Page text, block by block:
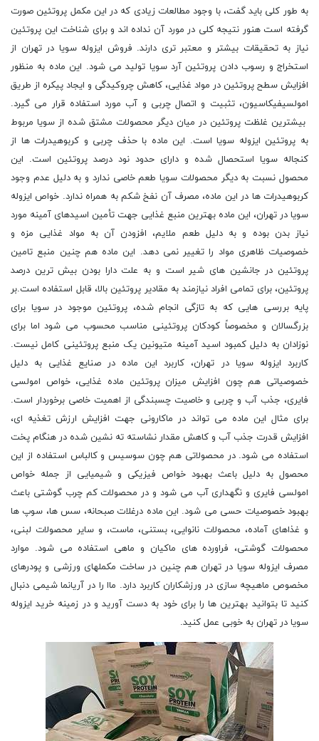
به طور کلی باید گفت، با وجود مطالعات زیادی که در این مکمل پروتئین صورت
گرفته است هنور نتیجه کلی در مورد آن نداده اند و برای شناخت این پروتئین
نیاز به تحقیقات بیشتر و معتبر تری دارند. فروش ایزوله سویا در تهران از
استخراج و رسوب دادن پروتئین آرد سویا تولید می شود. این ماده به منظور
افزایش سطح پروتئین در مواد غذایی، کاهش چروکیدگی و ایجاد پیکره از طریق
امولسیفیکاسیون، تثبیت و اتصال چربی و آب مورد استفاده قرار می گیرد.
بیشترین غلظت پروتئین در میان دیگر محصولات مشتق شده از سویا مربوط
به پروتئین ایزوله سویا است. این ماده با حذف چربی و کربوهیدرات ها از
کنجاله سویا استحصال شده و دارای حدود نود درصد پروتئین است. این
محصول نسبت به دیگر محصولات سویا طعم خاصی ندارد و به دلیل عدم وجود
کربوهیدرات ها در این ماده، مصرف آن نفخ شکم به همراه ندارد. خواص ایزوله
سویا در تهران، این ماده بهترین منبع غذایی جهت تأمین اسیدهای آمینه مورد
نیاز بدن بوده و به دلیل طعم ملایم، افزودن آن به مواد غذایی مزه و
خصوصیات ظاهری مواد را تغییر نمی دهد. این ماده هم چنین منبع تامین
پروتئین در جانشین های شیر است و به علت دارا بودن بیش ترین درصد
پروتئین، برای تمامی افراد نیازمند به مقادیر پروتئین بالا، قابل استفاده است.بر
پایه بررسی هایی که به تازگی انجام شده، پروتئین موجود در سویا برای
بزرگسالان و مخصوصاً کودکان پروتئینی مناسب محسوب می شود اما برای
نوزادان به دلیل کمبود اسید آمینه متیونین یک منبع پروتئینی کامل نیست.
کاربرد ایزوله سویا در تهران، کاربرد این ماده در صنایع غذایی به دلیل
خصوصیاتی هم چون افزایش میزان پروتئین ماده غذایی، خواص امولسی
فایری، جذب آب و چربی و خاصیت چسبندگی از اهمیت خاصی برخوردار است.
برای مثال این ماده می تواند در ماکارونی جهت افزایش ارزش تغذیه ای،
افزایش قدرت جذب آب و کاهش مقدار نشاسته ته نشین شده در هنگام پخت
استفاده می شود. در محصولاتی هم چون سوسیس و کالباس استفاده از این
محصول به دلیل باعث بهبود خواص فیزیکی و شیمیایی از جمله خواص
امولسی فایری و نگهداری آب می شود و در محصولات کم چرب گوشتی باعث
بهبود خصوصیات حسی می شود. این ماده درغلات صبحانه، سس ها، سوپ ها
و غذاهای آماده، محصولات نانوایی، بستنی، ماست، و سایر محصولات لبنی،
محصولات گوشتی، فراورده های ماکیان و ماهی استفاده می شود. موارد
مصرف ایزوله سویا در تهران هم چنین در ساخت مکملهای ورزشی و پودرهای
مخصوص ماهیچه سازی در ورزشکاران کاربرد دارد. ماا را در آریانما شیمی دنبال
کنید تا بتوانید بهترین ها را برای خود به دست آورید و در زمینه خرید ایزوله
سویا در تهران به خوبی عمل کنید.